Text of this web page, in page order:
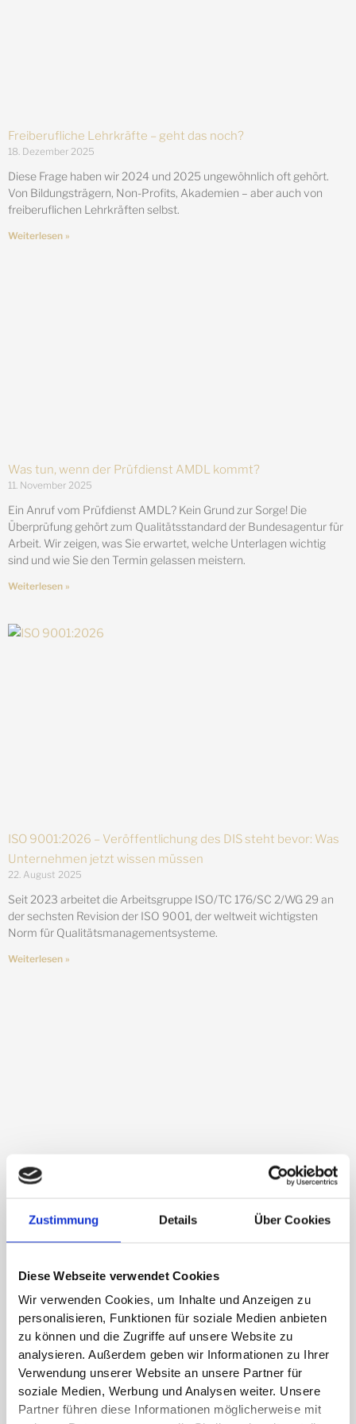
Zustimmung Details Über Cookies
Diese Webseite verwendet Cookies
Wir verwenden Cookies, um Inhalte und Anzeigen zu
personalisieren, Funktionen für soziale Medien anbieten
zu können und die Zugriffe auf unsere Website zu
analysieren. Außerdem geben wir Informationen zu Ihrer
Verwendung unserer Website an unsere Partner für
soziale Medien, Werbung und Analysen weiter. Unsere
Partner führen diese Informationen möglicherweise mit
Freiberufliche Lehrkräfte – geht das noch?
18. Dezember 2025
Diese Frage haben wir 2024 und 2025 ungewöhnlich oft gehört.
Von Bildungsträgern, Non-Profits, Akademien – aber auch von
freiberuflichen Lehrkräften selbst.
Weiterlesen »
Was tun, wenn der Prüfdienst AMDL kommt?
11. November 2025
Ein Anruf vom Prüfdienst AMDL? Kein Grund zur Sorge! Die
Überprüfung gehört zum Qualitätsstandard der Bundesagentur für
Arbeit. Wir zeigen, was Sie erwartet, welche Unterlagen wichtig
sind und wie Sie den Termin gelassen meistern.
Weiterlesen »
ISO 9001:2026 – Veröffentlichung des DIS steht bevor: Was
Unternehmen jetzt wissen müssen
22. August 2025
Seit 2023 arbeitet die Arbeitsgruppe ISO/TC 176/SC 2/WG 29 an
der sechsten Revision der ISO 9001, der weltweit wichtigsten
Norm für Qualitätsmanagementsysteme.
Weiterlesen »
Fernunterricht
17. Juli 2025
Formen von Maßnahmen – insbesondere, was genau unter
Abgrenzung zum Fernunterricht wirft regelmäßig Fragen auf.
Deshalb möchten wir an dieser Stelle für etwas Klarheit sorgen.